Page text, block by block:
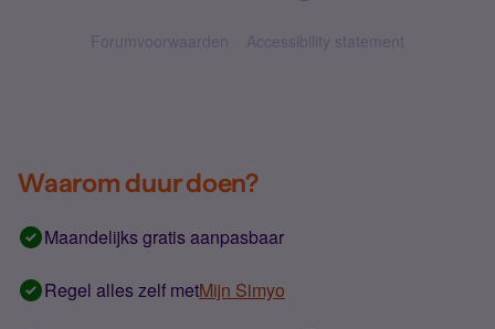
Forumvoorwaarden Accessibility statement
Waarom duur doen?
Maandelijks gratis aanpasbaar
Regel alles zelf metMijn Simyo